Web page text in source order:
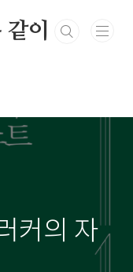
이
커의 자